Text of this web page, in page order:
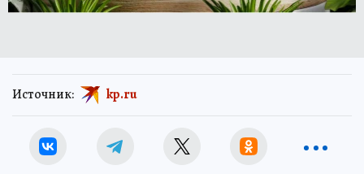
Источник: kp.ru